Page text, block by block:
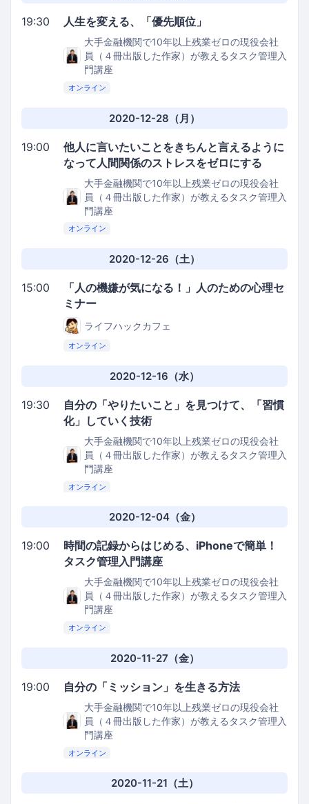
19:30 人生を変える、「優先順位」
大手金融機関で10年以上残業ゼロの現役会社
員（４冊出版した作家）が教えるタスク管理入
門講座
オンライン
2020-12-28（月）
19:00
他人に言いたいことをきちんと言えるように
なって人間関係のストレスをゼロにする
大手金融機関で10年以上残業ゼロの現役会社
員（４冊出版した作家）が教えるタスク管理入
門講座
オンライン
2020-12-26（土）
15:00
「人の機嫌が気になる！」人のための心理セ
ミナー
ライフハックカフェ
オンライン
2020-12-16（水）
19:30
自分の「やりたいこと」を見つけて、「習慣
化」していく技術
大手金融機関で10年以上残業ゼロの現役会社
員（４冊出版した作家）が教えるタスク管理入
門講座
オンライン
2020-12-04（金）
19:00
時間の記録からはじめる、iPhoneで簡単！
タスク管理入門講座
大手金融機関で10年以上残業ゼロの現役会社
員（４冊出版した作家）が教えるタスク管理入
門講座
オンライン
2020-11-27（金）
19:00 自分の「ミッション」を生きる方法
大手金融機関で10年以上残業ゼロの現役会社
員（４冊出版した作家）が教えるタスク管理入
門講座
オンライン
2020-11-21（土）